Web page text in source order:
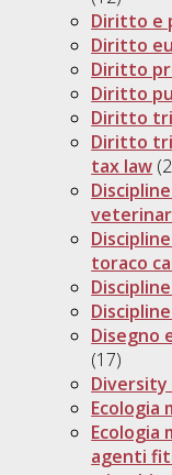
Diritto e
Diritto
Diritto
Diritto
Diritto
Diritto
tax law
toraco
Disegno
(17)
Diversity
Ecologia
Ecologia
agenti